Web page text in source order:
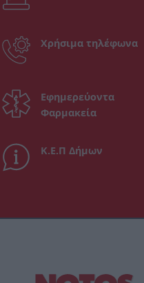
Χρήσιμα τηλέφωνα
Εφημερεύοντα
Φαρμακεία
Κ.Ε.Π Δήμων